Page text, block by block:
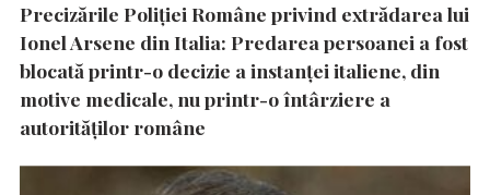
Precizările Poliţiei Române privind extrădarea lui
Ionel Arsene din Italia: Predarea persoanei a fost
blocată printr-o decizie a instanţei italiene, din
motive medicale, nu printr-o întârziere a
autorităţilor române